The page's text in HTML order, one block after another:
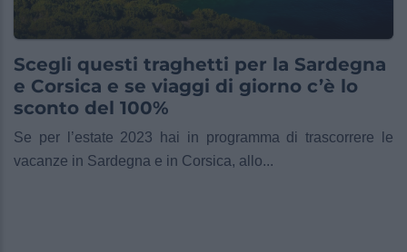
Scegli questi traghetti per la Sardegna
e Corsica e se viaggi di giorno c’è lo
sconto del 100%
Se per l’estate 2023 hai in programma di trascorrere le
vacanze in Sardegna e in Corsica, allo...